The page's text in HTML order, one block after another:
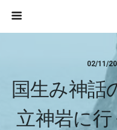
02/11/
国生み神話
立神岩に行